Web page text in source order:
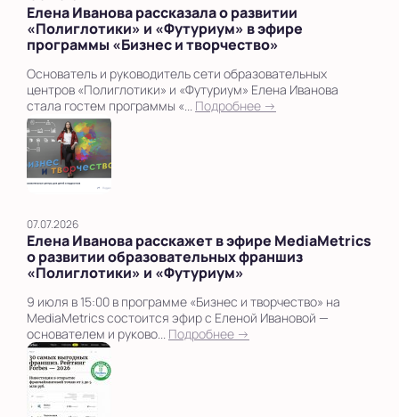
Елена Иванова рассказала о развитии
«Полиглотики» и «Футуриум» в эфире
программы «Бизнес и творчество»
Основатель и руководитель сети образовательных
центров «Полиглотики» и «Футуриум» Елена Иванова
стала гостем программы «... Подробнее →
07.07.2026
Елена Иванова расскажет в эфире MediaMetrics
о развитии образовательных франшиз
«Полиглотики» и «Футуриум»
9 июля в 15:00 в программе «Бизнес и творчество» на
MediaMetrics состоится эфир с Еленой Ивановой —
основателем и руково... Подробнее →